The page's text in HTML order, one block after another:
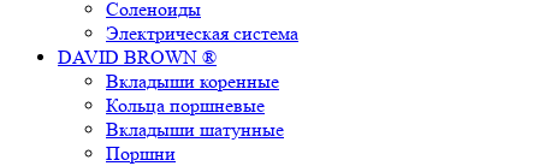
Соленоиды
Электрическая система
DAVID BROWN ®
Вкладыши коренные
Кольца поршневые
Вкладыши шатунные
Поршни